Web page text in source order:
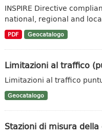
INSPIRE Directive
national, regional and
PDF Geocatalogo
Limitazioni al traffico
Limitazioni al traffico
Geocatalogo
Stazioni di misura della